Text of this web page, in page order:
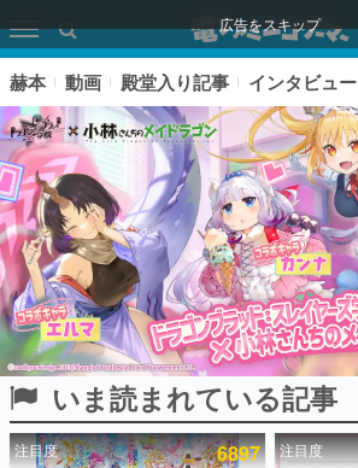
広告をスキップ
ピックアップ
赫本 動画 殿堂入り記事 インタビュー
いま読まれている記事
注目度 6897 注目度